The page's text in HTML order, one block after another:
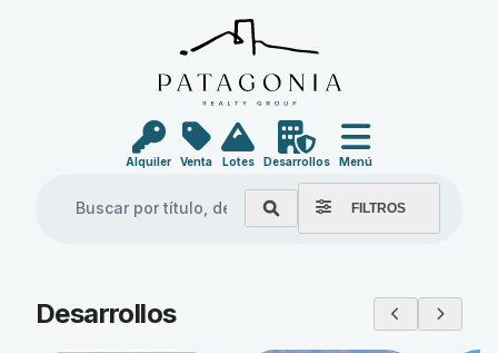
Alquiler Venta Lotes Desarrollos Menú
FILTROS
Explore our properties
Desarrollos